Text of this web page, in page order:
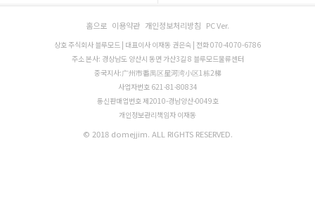
홈으로 이용약관 개인정보처리방침 PC Ver.
상호 주식회사 블루모드 | 대표이사 이재동 권은숙 | 전화 070-4070-6786
주소 본사: 경상남도 양산시 동면 가산3길 8 블루모드물류센터
중국지사:广州市番禺区星河湾小区1栋2梯
사업자번호 621-81-80834
통신판매업번호 제2010-경남양산-0049호
개인정보관리책임자 이재동
© 2018 domejjim. ALL RIGHTS RESERVED.